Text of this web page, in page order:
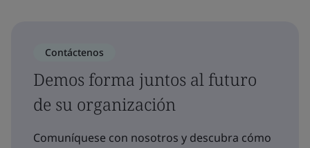
Contáctenos
Demos forma juntos al futuro
de su organización
Comuníquese con nosotros y descubra cómo